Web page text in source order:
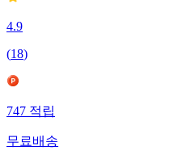
4.9
(18)
747 적립
무료배송